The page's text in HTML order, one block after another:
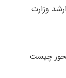
وزارت
چیست